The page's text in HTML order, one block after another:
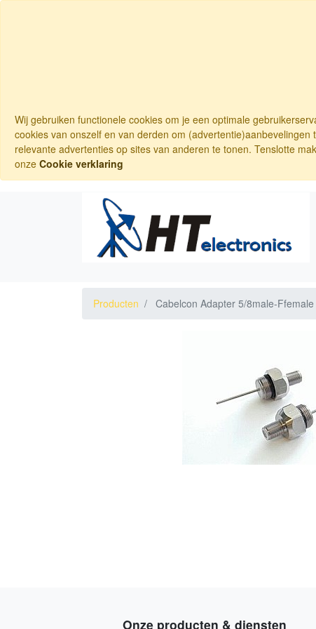
Wij gebruiken functionele cookies om je een optimale
cookies van onszelf en van derden om
relevante advertenties op sites van anderen te tonen. Tenslotte
onze Cookie verklaring
Producten Cabelcon Adapter 5/8male-Ffemale
Onze producten & diensten